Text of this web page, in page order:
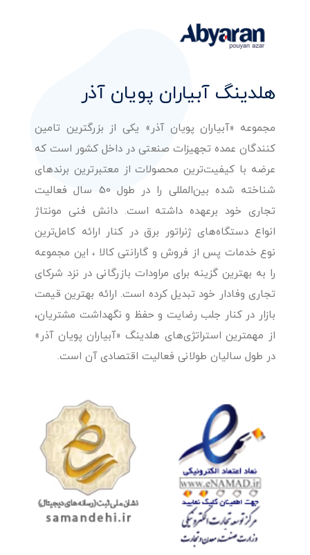
هلدینگ آبیاران پویان آذر
مجموعه «آبیاران پویان آذر» یکی از بزرگترین تامین
کنندگان عمده تجهیزات صنعتی در داخل کشور است که
عرضه با کیفیت‌ترین محصولات از معتبرترین برندهای
شناخته شده بین‌المللی را در طول 50 سال فعالیت
تجاری خود برعهده داشته است. دانش فنی مونتاژ
انواع دستگاه‌های ژنراتور برق در کنار ارائه کامل‌ترین
نوع خدمات پس از فروش و گارانتی کالا ، این مجموعه
را به بهترین گزینه برای مراودات بازرگانی در نزد شرکای
تجاری وفادار خود تبدیل کرده است. ارائه بهترین قیمت
بازار در کنار جلب رضایت و حفظ و نگهداشت مشتریان،
از مهمترین استراتژی‌های هلدینگ «آبیاران پویان آذر»
در طول سالیان طولانی فعالیت اقتصادی آن است.